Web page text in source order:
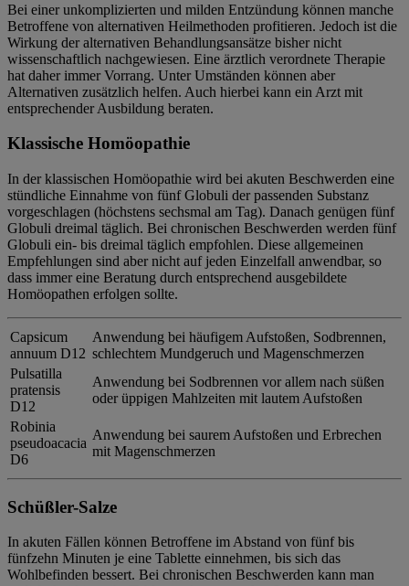
Bei einer unkomplizierten und milden Entzündung können manche
Betroffene von alternativen Heilmethoden profitieren. Jedoch ist die
Wirkung der alternativen Behandlungsansätze bisher nicht
wissenschaftlich nachgewiesen. Eine ärztlich verordnete Therapie
hat daher immer Vorrang. Unter Umständen können aber
Alternativen zusätzlich helfen. Auch hierbei kann ein Arzt mit
entsprechender Ausbildung beraten.
Klassische Homöopathie
In der klassischen Homöopathie wird bei akuten Beschwerden eine
stündliche Einnahme von fünf Globuli der passenden Substanz
vorgeschlagen (höchstens sechsmal am Tag). Danach genügen fünf
Globuli dreimal täglich. Bei chronischen Beschwerden werden fünf
Globuli ein- bis dreimal täglich empfohlen. Diese allgemeinen
Empfehlungen sind aber nicht auf jeden Einzelfall anwendbar, so
dass immer eine Beratung durch entsprechend ausgebildete
Homöopathen erfolgen sollte.
Capsicum
annuum D12
Anwendung bei häufigem Aufstoßen, Sodbrennen,
schlechtem Mundgeruch und Magenschmerzen
Pulsatilla
pratensis
D12
Anwendung bei Sodbrennen vor allem nach süßen
oder üppigen Mahlzeiten mit lautem Aufstoßen
Robinia
pseudoacacia
D6
Anwendung bei saurem Aufstoßen und Erbrechen
mit Magenschmerzen
Schüßler-Salze
In akuten Fällen können Betroffene im Abstand von fünf bis
fünfzehn Minuten je eine Tablette einnehmen, bis sich das
Wohlbefinden bessert. Bei chronischen Beschwerden kann man